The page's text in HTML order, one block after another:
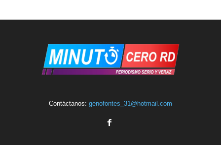
Contáctanos: genofontes_31@hotmail.com